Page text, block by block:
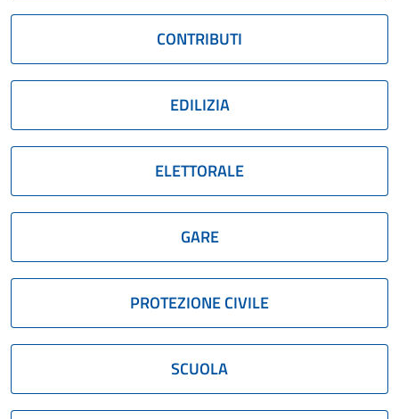
CONTRIBUTI
EDILIZIA
ELETTORALE
GARE
PROTEZIONE CIVILE
SCUOLA